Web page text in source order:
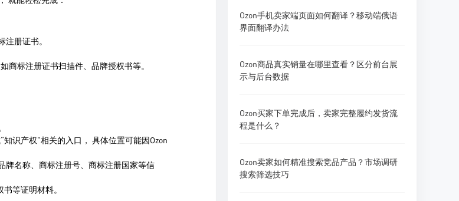
Ozon手机卖家端页面如何翻译？移动端俄语
界面翻译办法
Ozon商品真实销量在哪里查看？区分前台展
示与后台数据
Ozon买家下单完成后，卖家完整履约发货流
程是什么？
Ozon卖家如何精准搜索竞品产品？市场调研
搜索筛选技巧